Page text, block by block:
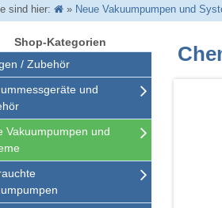
sind hier: » Neue Vakuumpumpen und
Shop-Kategorien
/ Zubehör
und
Vakuumpumpen und